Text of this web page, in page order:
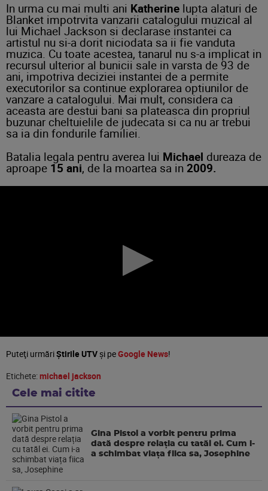
In urma cu mai multi ani Katherine lupta alaturi de
Blanket impotrvita vanzarii catalogului muzical al
lui Michael Jackson si declarase instantei ca
artistul nu si-a dorit niciodata sa ii fie vanduta
muzica. Cu toate acestea, tanarul nu s-a implicat in
recursul ulterior al bunicii sale in varsta de 93 de
ani, impotriva deciziei instantei de a permite
executorilor sa continue explorarea optiunilor de
vanzare a catalogului. Mai mult, considera ca
aceasta are destui bani sa plateasca din propriul
buzunar cheltuielile de judecata si ca nu ar trebui
sa ia din fondurile familiei.
Batalia legala pentru averea lui Michael dureaza de
aproape 15 ani, de la moartea sa in 2009.
Puteţi urmăriȘtirile UTVşi peGoogle News!
Etichete:michael jackson
Cele mai citite
Gina Pistol a vorbit pentru prima
dată despre relația cu tatăl ei. Cum i-
a schimbat viața fiica sa, Josephine